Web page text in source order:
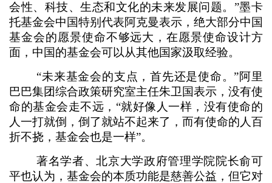
会性、科技、生态和文化的未来发展问题。”墨卡
托基金会中国特别代表阿克曼表示，绝大部分中国
基金会的愿景使命不够远大，在愿景使命设计方
面，中国的基金会可以从其他国家汲取经验。
“未来基金会的支点，首先还是使命。”阿里
巴巴集团综合政策研究室主任朱卫国表示，没有使
命的基金会走不远，“就好像人一样，没有使命的
人一打就倒，倒了就站不起来了，而有使命的人百
折不挠，基金会也是一样”。
著名学者、北京大学政府管理学院院长俞可
平也认为，基金会的本质功能是慈善公益，但它对